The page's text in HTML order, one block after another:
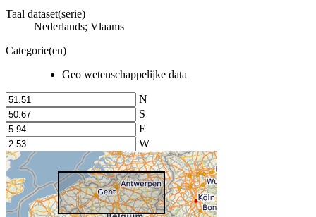
Taal dataset(serie)
Nederlands; Vlaams
Categorie(en)
Geo wetenschappelijke data
N
S
E
W